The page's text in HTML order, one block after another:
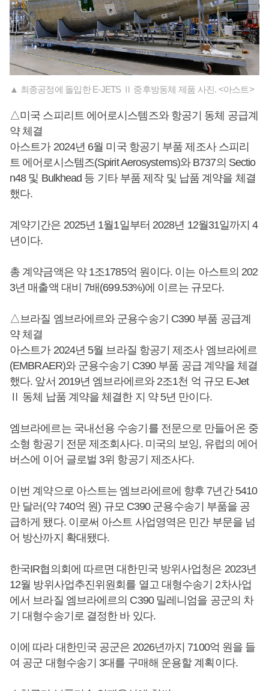
▲ 최종공정에 돌입한 E-JETS Ⅱ 중후방동체 제품 사진. <아스트>
△미국 스피리트 에어로시스템즈와 항공기 동체 공급계
약 체결
아스트가 2024년 6월 미국 항공기 부품 제조사 스피리
트 에어로시스템즈(Spirit Aerosystems)와 B737의 Sectio
n48 및 Bulkhead 등 기타 부품 제작 및 납품 계약을 체결
했다.
계약기간은 2025년 1월1일부터 2028년 12월31일까지 4
년이다.
총 계약금액은 약 1조1785억 원이다. 이는 아스트의 202
3년 매출액 대비 7배(699.53%)에 이르는 규모다.
△브라질 엠브라에르와 군용수송기 C390 부품 공급계
약 체결
아스트가 2024년 5월 브라질 항공기 제조사 엠브라에르
(EMBRAER)와 군용수송기 C390 부품 공급 계약을 체결
했다. 앞서 2019년 엠브라에르와 2조1천 억 규모 E-Jet
Ⅱ 동체 납품 계약을 체결한 지 약 5년 만이다.
엠브라에르는 국내선용 수송기를 전문으로 만들어온 중
소형 항공기 전문 제조회사다. 미국의 보잉, 유럽의 에어
버스에 이어 글로벌 3위 항공기 제조사다.
이번 계약으로 아스트는 엠브라에르에 향후 7년간 5410
만 달러(약 740억 원) 규모 C390 군용수송기 부품을 공
급하게 됐다. 이로써 아스트 사업영역은 민간 부문을 넘
어 방산까지 확대됐다.
한국IR협의회에 따르면 대한민국 방위사업청은 2023년
12월 방위사업추진위원회를 열고 대형수송기 2차사업
에서 브라질 엠브라에르의 C390 밀레니엄을 공군의 차
기 대형수송기로 결정한 바 있다.
이에 따라 대한민국 공군은 2026년까지 7100억 원을 들
여 공군 대형수송기 3대를 구매해 운용할 계획이다.